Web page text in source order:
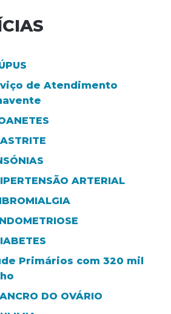
de Atendimento
ARTERIAL
Primários com 320 mil
DO OVÁRIO